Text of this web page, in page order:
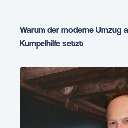
Warum der moderne Umzug
Kumpelhilfe setzt